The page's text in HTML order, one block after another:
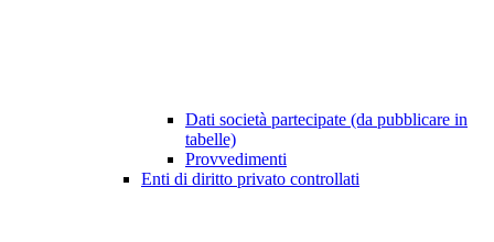
Dati società partecipate (da pubblicare in
tabelle)
Provvedimenti
Enti di diritto privato controllati